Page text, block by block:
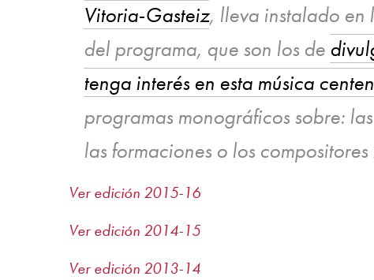
Vitoria-Gasteiz, lleva instalado en
del programa, que son los de
tenga interés en esta música
programas monográficos sobre:
las formaciones o los
Ver edición 2015-16
Ver edición 2014-15
Ver edición 2013-14